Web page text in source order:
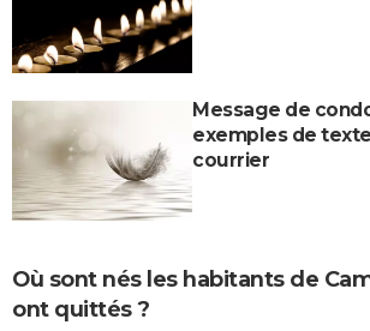
Message de
exemples de
courrier
Où sont nés les habitants de
ont quittés ?